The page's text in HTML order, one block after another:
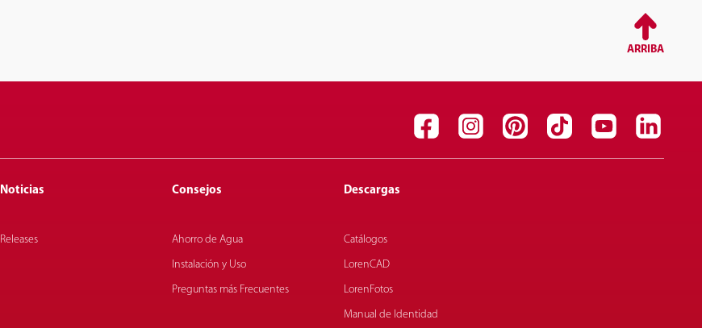
ARRIBA
Noticias
Releases
Consejos
Ahorro de Agua
Instalación y Uso
Preguntas más Frecuentes
Descargas
Catálogos
LorenCAD
LorenFotos
Manual de Identidad